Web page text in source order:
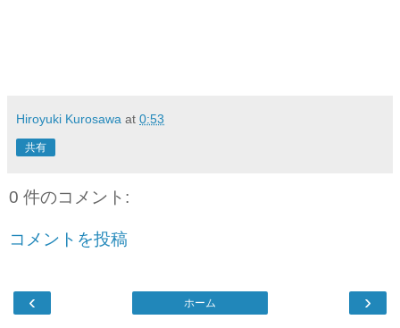
Hiroyuki Kurosawa at 0:53
共有
0 件のコメント:
コメントを投稿
‹ ›
ホーム